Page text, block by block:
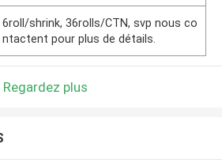
6roll/shrink, 36rolls/CTN, svp nous co
ntactent pour plus de détails.
Regardez plus